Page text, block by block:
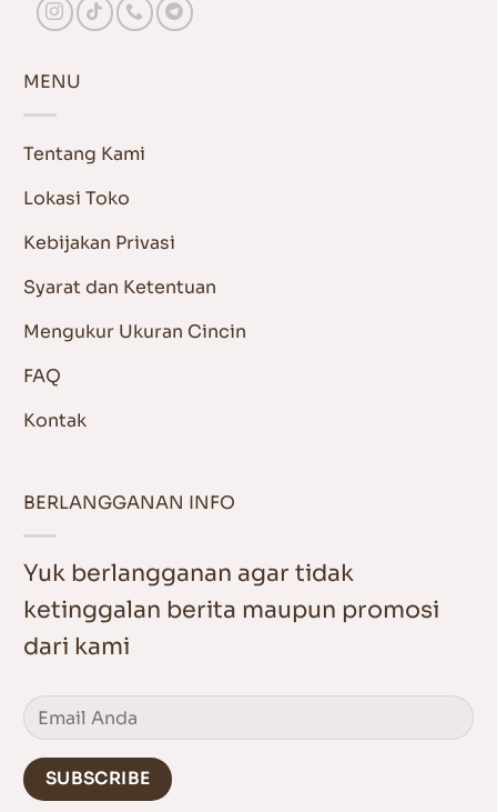
MENU
Tentang Kami
Lokasi Toko
Kebijakan Privasi
Syarat dan Ketentuan
Mengukur Ukuran Cincin
FAQ
Kontak
BERLANGGANAN INFO
Yuk berlangganan agar tidak
ketinggalan berita maupun promosi
dari kami